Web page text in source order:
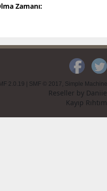
Zamanı:
2.0.19 | SMF © 2017 Simple
Reseller by
Kayıp